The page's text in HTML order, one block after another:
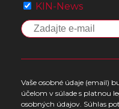
KIN-News
Vaše osobné údaje (email)
účelom v súlade s platnou
osobných údajov. Súhlas